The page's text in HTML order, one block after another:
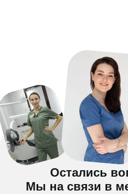
Остались
Мы на связи в